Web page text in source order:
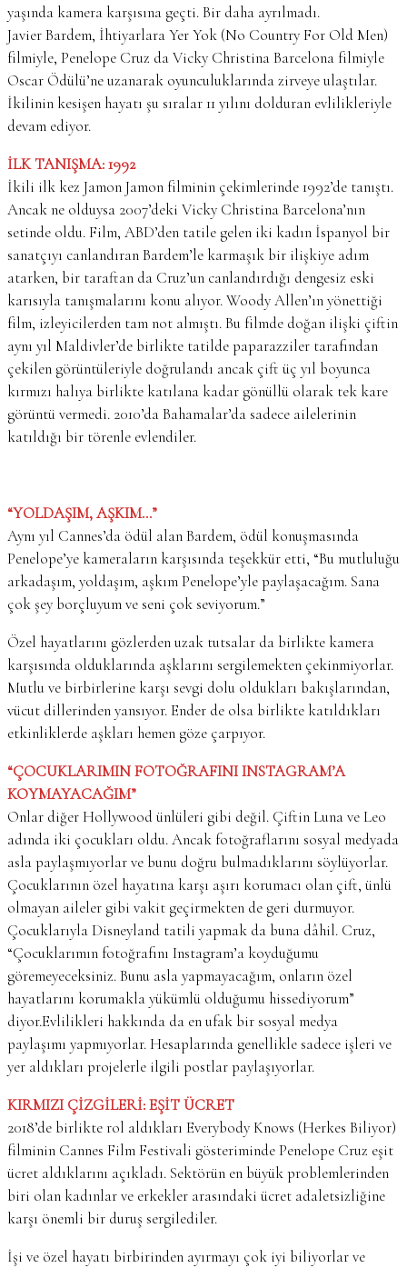
yaşında kamera karşısına geçti. Bir daha ayrılmadı.
Javier Bardem, İhtiyarlara Yer Yok (No Country For Old Men)
filmiyle, Penelope Cruz da Vicky Christina Barcelona filmiyle
Oscar Ödülü’ne uzanarak oyunculuklarında zirveye ulaştılar.
İkilinin kesişen hayatı şu sıralar 11 yılını dolduran evlilikleriyle
devam ediyor.
İLK TANIŞMA: 1992
İkili ilk kez Jamon Jamon filminin çekimlerinde 1992’de tanıştı.
Ancak ne olduysa 2007’deki Vicky Christina Barcelona’nın
setinde oldu. Film, ABD’den tatile gelen iki kadın İspanyol bir
sanatçıyı canlandıran Bardem’le karmaşık bir ilişkiye adım
atarken, bir taraftan da Cruz’un canlandırdığı dengesiz eski
karısıyla tanışmalarını konu alıyor. Woody Allen’ın yönettiği
film, izleyicilerden tam not almıştı. Bu filmde doğan ilişki çiftin
aynı yıl Maldivler’de birlikte tatilde paparazziler tarafından
çekilen görüntüleriyle doğrulandı ancak çift üç yıl boyunca
kırmızı halıya birlikte katılana kadar gönüllü olarak tek kare
görüntü vermedi. 2010’da Bahamalar’da sadece ailelerinin
katıldığı bir törenle evlendiler.
“YOLDAŞIM, AŞKIM…”
Aynı yıl Cannes’da ödül alan Bardem, ödül konuşmasında
Penelope’ye kameraların karşısında teşekkür etti, “Bu mutluluğu
arkadaşım, yoldaşım, aşkım Penelope’yle paylaşacağım. Sana
çok şey borçluyum ve seni çok seviyorum.”
Özel hayatlarını gözlerden uzak tutsalar da birlikte kamera
karşısında olduklarında aşklarını sergilemekten çekinmiyorlar.
Mutlu ve birbirlerine karşı sevgi dolu oldukları bakışlarından,
vücut dillerinden yansıyor. Ender de olsa birlikte katıldıkları
etkinliklerde aşkları hemen göze çarpıyor.
“ÇOCUKLARIMIN FOTOĞRAFINI INSTAGRAM’A
KOYMAYACAĞIM”
Onlar diğer Hollywood ünlüleri gibi değil. Çiftin Luna ve Leo
adında iki çocukları oldu. Ancak fotoğraflarını sosyal medyada
asla paylaşmıyorlar ve bunu doğru bulmadıklarını söylüyorlar.
Çocuklarının özel hayatına karşı aşırı korumacı olan çift, ünlü
olmayan aileler gibi vakit geçirmekten de geri durmuyor.
Çocuklarıyla Disneyland tatili yapmak da buna dâhil. Cruz,
“Çocuklarımın fotoğrafını Instagram’a koyduğumu
göremeyeceksiniz. Bunu asla yapmayacağım, onların özel
hayatlarını korumakla yükümlü olduğumu hissediyorum”
diyor.Evlilikleri hakkında da en ufak bir sosyal medya
paylaşımı yapmıyorlar. Hesaplarında genellikle sadece işleri ve
yer aldıkları projelerle ilgili postlar paylaşıyorlar.
KIRMIZI ÇİZGİLERİ: EŞİT ÜCRET
2018’de birlikte rol aldıkları Everybody Knows (Herkes Biliyor)
filminin Cannes Film Festivali gösteriminde Penelope Cruz eşit
ücret aldıklarını açıkladı. Sektörün en büyük problemlerinden
biri olan kadınlar ve erkekler arasındaki ücret adaletsizliğine
karşı önemli bir duruş sergilediler.
İşi ve özel hayatı birbirinden ayırmayı çok iyi biliyorlar ve